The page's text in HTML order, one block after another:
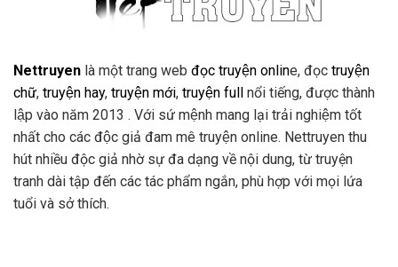
Nettruyen là một trang web đọc truyện online, đọc truyện
chữ, truyện hay, truyện mới, truyện full nổi tiếng, được thành
lập vào năm 2013 . Với sứ mệnh mang lại trải nghiệm tốt
nhất cho các độc giả đam mê truyện online. Nettruyen thu
hút nhiều độc giả nhờ sự đa dạng về nội dung, từ truyện
tranh dài tập đến các tác phẩm ngắn, phù hợp với mọi lứa
tuổi và sở thích.